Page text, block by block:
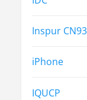
Inspur
iPhone
IQUCP